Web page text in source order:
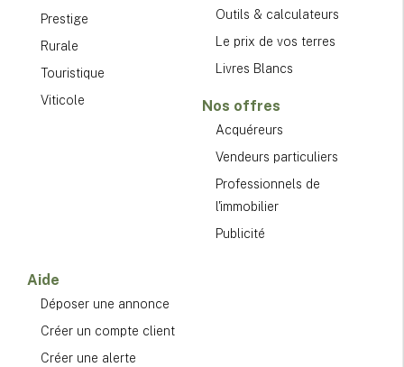
Prestige
Rurale
Touristique
Viticole
Outils & calculateurs
Le prix de vos terres
Livres Blancs
Nos offres
Acquéreurs
Vendeurs particuliers
Professionnels de
l'immobilier
Publicité
Aide
Déposer une annonce
Créer un compte client
Créer une alerte